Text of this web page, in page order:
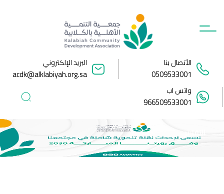
content
الأتصال بنا
0509533001
البريد الإلكتروني
acdk@alklabiyah.org.sa
واتس اب
966509533001